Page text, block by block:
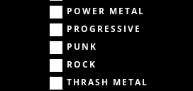
POWER METAL
PROGRESSIVE
PUNK
ROCK
THRASH METAL